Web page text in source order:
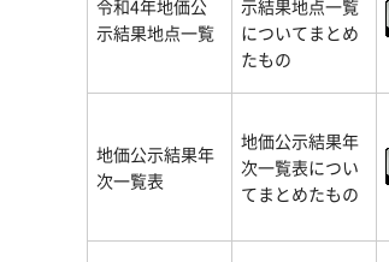
令和4年地価公
示結果地点一覧
示結果地点一覧
についてまとめ
たもの
地価公示結果年
次一覧表
地価公示結果年
次一覧表につい
てまとめたもの